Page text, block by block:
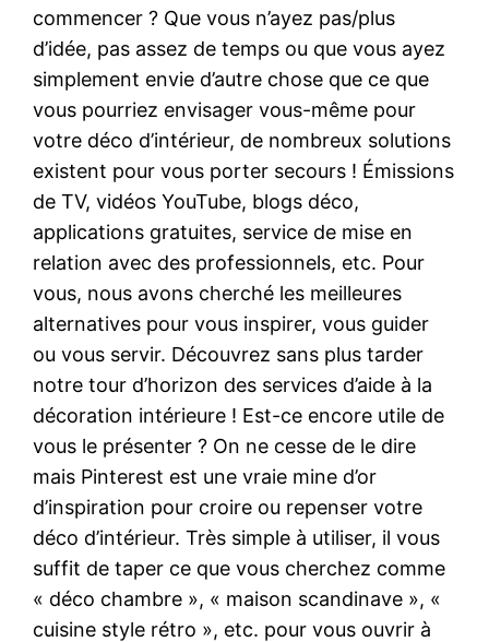
commencer ? Que vous n’ayez pas/plus
d’idée, pas assez de temps ou que vous ayez
simplement envie d’autre chose que ce que
vous pourriez envisager vous-même pour
votre déco d’intérieur, de nombreux solutions
existent pour vous porter secours ! Émissions
de TV, vidéos YouTube, blogs déco,
applications gratuites, service de mise en
relation avec des professionnels, etc. Pour
vous, nous avons cherché les meilleures
alternatives pour vous inspirer, vous guider
ou vous servir. Découvrez sans plus tarder
notre tour d’horizon des services d’aide à la
décoration intérieure ! Est-ce encore utile de
vous le présenter ? On ne cesse de le dire
mais Pinterest est une vraie mine d’or
d’inspiration pour croire ou repenser votre
déco d’intérieur. Très simple à utiliser, il vous
suffit de taper ce que vous cherchez comme
« déco chambre », « maison scandinave », «
cuisine style rétro », etc. pour vous ouvrir à